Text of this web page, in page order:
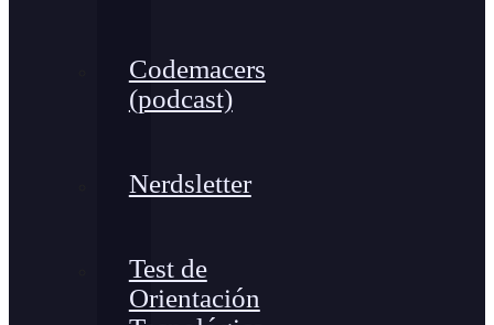
Codemacers
(podcast)
Nerdsletter
Test de
Orientación